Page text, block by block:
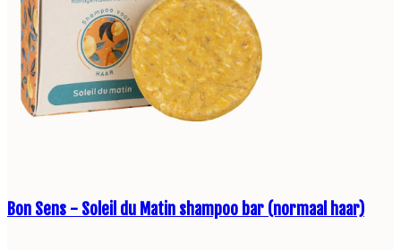
Bon Sens - Soleil du Matin shampoo bar (normaal haar)